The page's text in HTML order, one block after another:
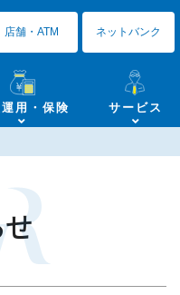
用・保険 サービス
店舗・ATM ネットバンク